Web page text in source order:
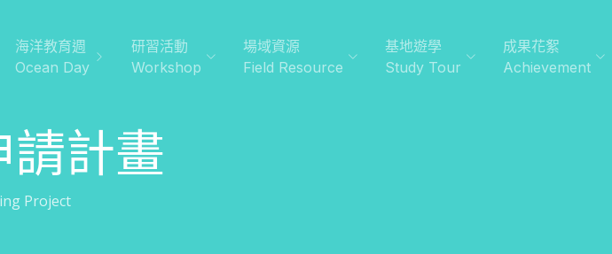
海洋教育週
Ocean Day
研習活動
Workshop
場域資源
Field Resource
基地遊學
Study Tour
成果花絮
Achievement
計畫
Project